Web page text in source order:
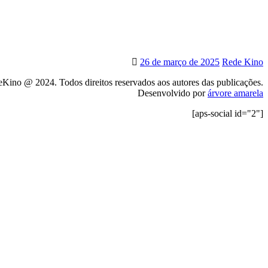
26 de março de 2025 Rede Kino
@ 2024. Todos direitos reservados aos autores das publicações.
Desenvolvido porárvore amarela
[aps-social id="2"]